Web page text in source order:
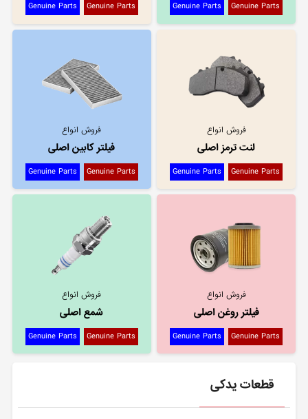
Genuine Parts
Genuine Parts
Genuine Parts
Genuine Parts
فروش انواع
لنت ترمز اصلی
Genuine Parts
Genuine Parts
فروش انواع
فیلتر کابین اصلی
Genuine Parts
Genuine Parts
فروش انواع
فیلتر روغن اصلی
Genuine Parts
Genuine Parts
فروش انواع
شمع اصلی
Genuine Parts
Genuine Parts
قطعات یدکی